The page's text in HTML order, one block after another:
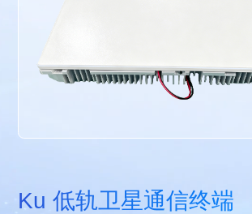
关于我们
Ku 低轨卫星通信终端